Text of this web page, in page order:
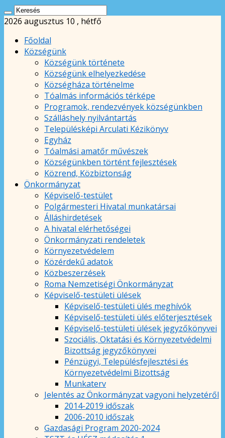
2026 augusztus 10 , hétfő
Főoldal
Községünk
Községünk története
Községünk elhelyezkedése
Községháza történelme
Tóalmás információs térképe
Programok, rendezvények községünkben
Szálláshely nyilvántartás
Településképi Arculati Kézikönyv
Egyház
Tóalmási amatőr művészek
Községünkben történt fejlesztések
Közrend, Közbiztonság
Önkormányzat
Képviselő-testület
Polgármesteri Hivatal munkatársai
Álláshirdetések
A hivatal elérhetőségei
Önkormányzati rendeletek
Környezetvédelem
Közérdekű adatok
Közbeszerzések
Roma Nemzetiségi Önkormányzat
Képviselő-testületi ülések
Képviselő-testületi ülés meghívók
Képviselő-testületi ülés előterjesztések
Képviselő-testületi ülések jegyzőkönyvei
Szociális, Oktatási és Környezetvédelmi
Bizottság jegyzőkönyvei
Pénzügyi, Településfejlesztési és
Környezetvédelmi Bizottság
Munkaterv
Jelentés az Önkormányzat vagyoni helyzetéről
2014-2019 időszak
2006-2010 időszak
Gazdasági Program 2020-2024